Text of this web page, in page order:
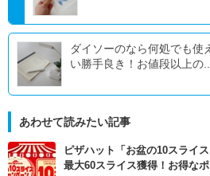
ダイソーのなら何処でも
い勝手良き！お値段以上の...
あわせて読みたい記事
ピザハット「お盆の10スライ
最大60スライス獲得！お得な